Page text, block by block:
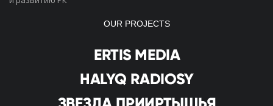
OUR PROJECTS